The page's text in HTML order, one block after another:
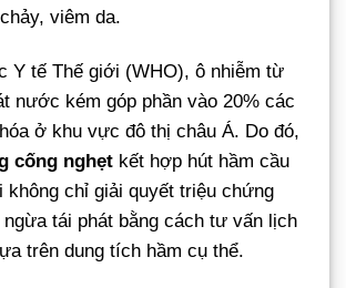
viêm da.
Y tế Thế giới (WHO), ô nhiễm từ
nước kém góp phần vào 20% các
ở khu vực đô thị châu Á. Do đó,
cống nghẹt kết hợp hút hầm cầu
không chỉ giải quyết triệu chứng
ngừa tái phát bằng cách tư vấn lịch
trên dung tích hầm cụ thể.